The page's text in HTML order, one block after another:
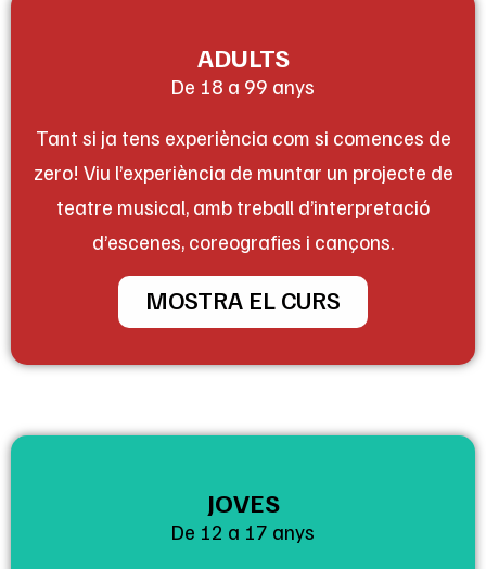
ADULTS
De 18 a 99 anys
Tant si ja tens experiència com si comences de
zero! Viu l’experiència de muntar un projecte de
teatre musical, amb treball d’interpretació
d’escenes, coreografies i cançons.
MOSTRA EL CURS
JOVES
De 12 a 17 anys